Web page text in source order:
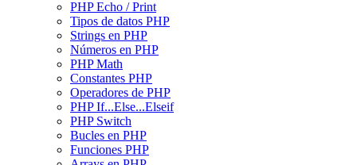
PHP Echo / Print
Tipos de datos PHP
Strings en PHP
Números en PHP
PHP Math
Constantes PHP
Operadores de PHP
PHP If...Else...Elseif
PHP Switch
Bucles en PHP
Funciones PHP